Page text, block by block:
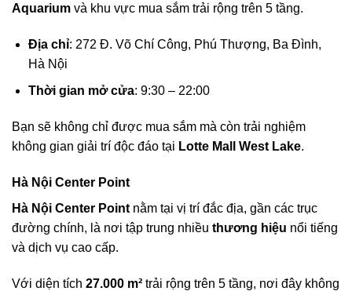
Aquarium và khu vực mua sắm trải rộng trên 5 tầng.
Địa chỉ: 272 Đ. Võ Chí Công, Phú Thượng, Ba Đình,
Hà Nội
Thời gian mở cửa: 9:30 – 22:00
Bạn sẽ không chỉ được mua sắm mà còn trải nghiệm
không gian giải trí độc đáo tại Lotte Mall West Lake.
Hà Nội Center Point
Hà Nội Center Point nằm tại vị trí đắc địa, gần các trục
đường chính, là nơi tập trung nhiều thương hiệu nổi tiếng
và dịch vụ cao cấp.
Với diện tích 27.000 m² trải rộng trên 5 tầng, nơi đây không